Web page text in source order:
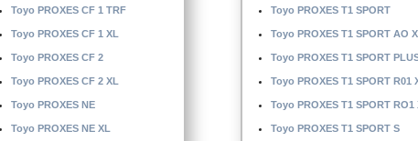
Toyo PROXES CF 1 TRF
Toyo PROXES CF 1 XL
Toyo PROXES CF 2
Toyo PROXES CF 2 XL
Toyo PROXES NE
Toyo PROXES NE XL
Toyo PROXES T1 SPORT
Toyo PROXES T1 SPORT AO
Toyo PROXES T1 SPORT
Toyo PROXES T1 SPORT R01
Toyo PROXES T1 SPORT RO1
Toyo PROXES T1 SPORT S